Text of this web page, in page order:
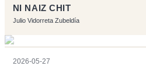
NI NAIZ CHIT
Julio Vidorreta Zubeldía
2026-05-27